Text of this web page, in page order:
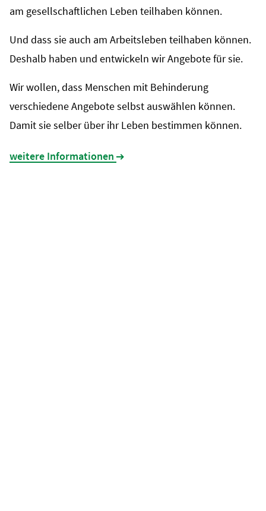
am gesellschaftlichen Leben teilhaben können.
Und dass sie auch am Arbeitsleben teilhaben können.
Deshalb haben und entwickeln wir Angebote für sie.
Wir wollen, dass Menschen mit Behinderung
verschiedene Angebote selbst auswählen können.
Damit sie selber über ihr Leben bestimmen können.
weitere Informationen